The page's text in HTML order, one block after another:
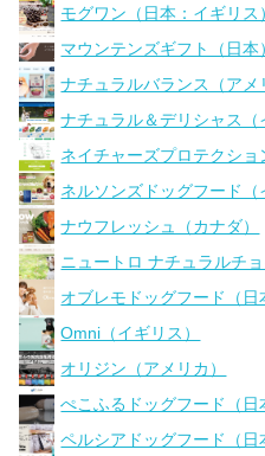
モグワン（日本：イギリス
マウンテンズギフト（日本
ナチュラルバランス（アメ
ナチュラル＆デリシャス（
ネイチャーズプロテクショ
ネルソンズドッグフード（
ナウフレッシュ（カナダ）
ニュートロ ナチュラルチョ
オブレモドッグフード（日
Omni（イギリス）
オリジン（アメリカ）
ぺこふるドッグフード（日
ペルシアドッグフード（日